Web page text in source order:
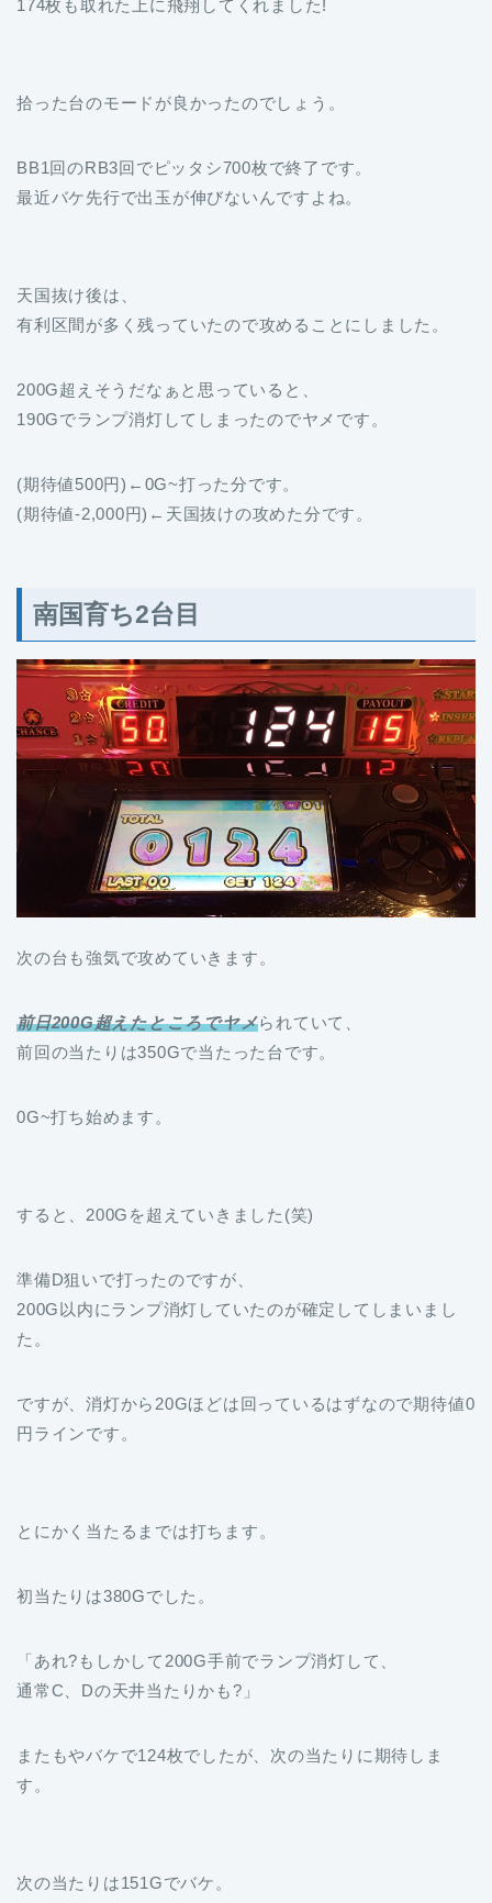
174枚も取れた上に飛翔してくれました!
拾った台のモードが良かったのでしょう。
BB1回のRB3回でピッタシ700枚で終了です。
最近バケ先行で出玉が伸びないんですよね。
天国抜け後は、
有利区間が多く残っていたので攻めることにしました。
200G超えそうだなぁと思っていると、
190Gでランプ消灯してしまったのでヤメです。
(期待値500円)←0G~打った分です。
(期待値-2,000円)←天国抜けの攻めた分です。
南国育ち2台目
次の台も強気で攻めていきます。
前日200G超えたところでヤメられていて、
前回の当たりは350Gで当たった台です。
0G~打ち始めます。
すると、200Gを超えていきました(笑)
準備D狙いで打ったのですが、
200G以内にランプ消灯していたのが確定してしまいまし
た。
ですが、消灯から20Gほどは回っているはずなので期待値0
円ラインです。
とにかく当たるまでは打ちます。
初当たりは380Gでした。
「あれ?もしかして200G手前でランプ消灯して、
通常C、Dの天井当たりかも?」
またもやバケで124枚でしたが、次の当たりに期待しま
す。
次の当たりは151Gでバケ。